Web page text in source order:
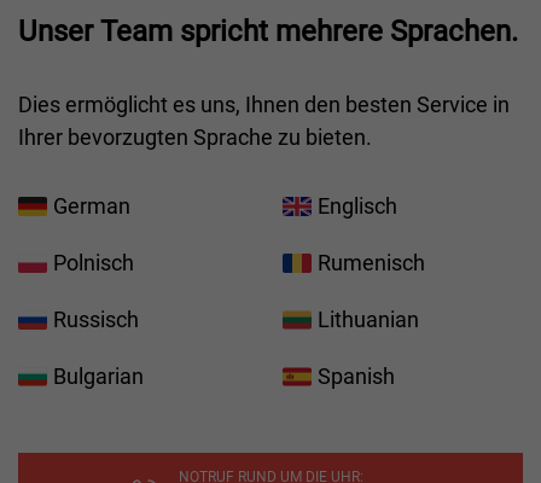
Unser Team spricht mehrere Sprachen.
Dies ermöglicht es uns, Ihnen den besten Service in
Ihrer bevorzugten Sprache zu bieten.
German Englisch
Polnisch Rumenisch
Russisch Lithuanian
Bulgarian Spanish
NOTRUF RUND UM DIE UHR: